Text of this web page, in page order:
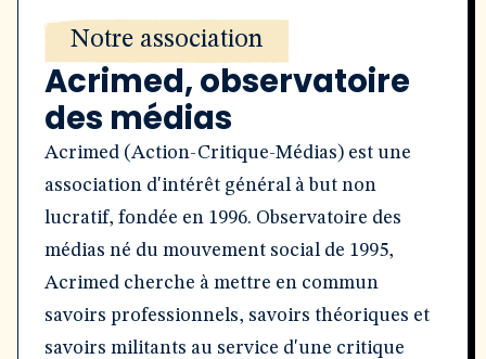
Notre association
Acrimed, observatoire
des médias
Acrimed (Action-Critique-Médias) est une
association d'intérêt général à but non
lucratif, fondée en 1996. Observatoire des
médias né du mouvement social de 1995,
Acrimed cherche à mettre en commun
savoirs professionnels, savoirs théoriques et
savoirs militants au service d'une critique